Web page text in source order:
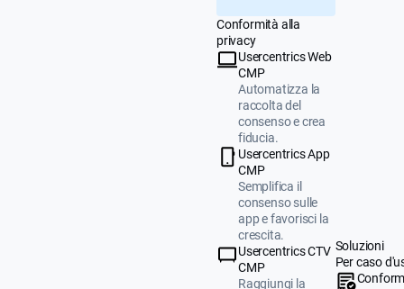
Conformità alla
privacy
Usercentrics Web
CMP
Automatizza la
raccolta del
consenso e crea
fiducia.
Usercentrics App
CMP
Semplifica il
consenso sulle
app e favorisci la
crescita.
Usercentrics CTV
CMP
Raggiungi la
Soluzioni
Per caso